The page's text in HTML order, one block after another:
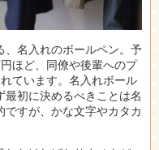
名入れのボールペン。 予
ほど、同僚や後輩へのプ
ています。名入れボール
初に決めるべきことは名
すが、かな文字やカタカ